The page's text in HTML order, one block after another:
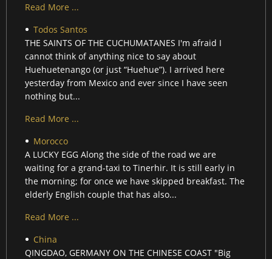
Read More ...
Todos Santos
THE SAINTS OF THE CUCHUMATANES I'm afraid I
cannot think of anything nice to say about
Huehuetenango (or just “Huehue”). I arrived here
yesterday from Mexico and ever since I have seen
nothing but...
Read More ...
Morocco
A LUCKY EGG Along the side of the road we are
waiting for a grand-taxi to Tinerhir. It is still early in
the morning; for once we have skipped breakfast. The
elderly English couple that has also...
Read More ...
China
QINGDAO, GERMANY ON THE CHINESE COAST "Big